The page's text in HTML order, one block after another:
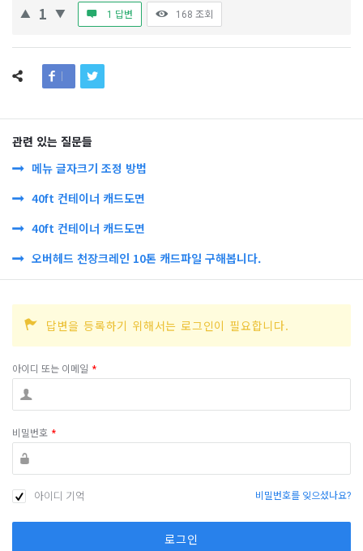
1 1 답변 168 조회
관련 있는 질문들
메뉴 글자크기 조정 방법
40ft 컨테이너 캐드도면
40ft 컨테이너 캐드도면
오버헤드 천장크레인 10톤 캐드파일 구해봅니다.
답변을 등록하기 위해서는 로그인이 필요합니다.
아이디 또는 이메일 *
비밀번호 *
아이디 기억 비밀번호를 잊으셨나요?